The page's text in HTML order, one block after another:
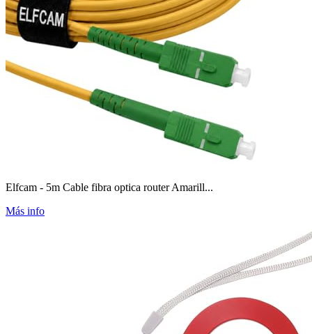
Elfcam - 5m Cable fibra optica router Amarill...
Más info